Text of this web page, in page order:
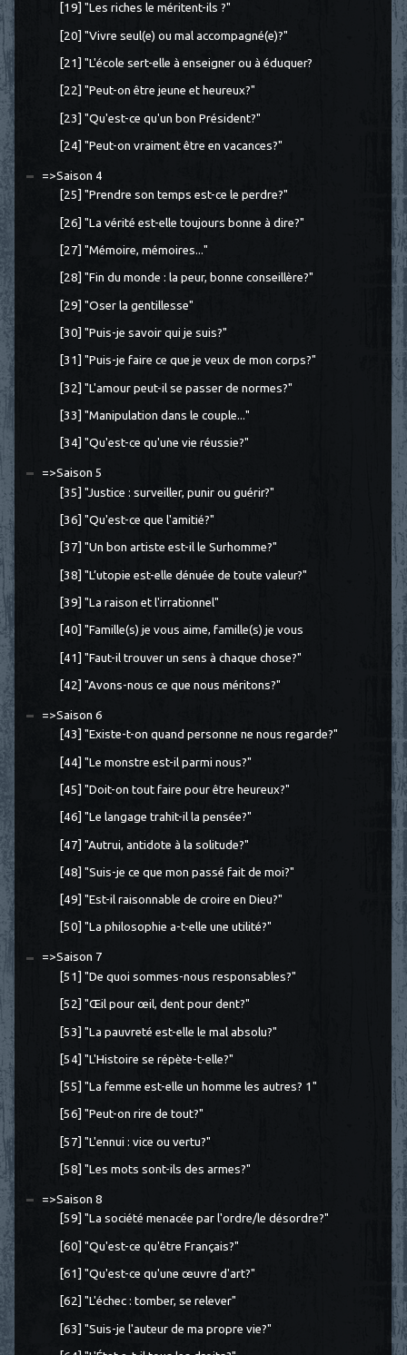
[19] "Les riches le méritent-ils ?"
[20] "Vivre seul(e) ou mal accompagné(e)?"
[21] "L'école sert-elle à enseigner ou à éduquer?
[22] "Peut-on être jeune et heureux?"
[23] "Qu'est-ce qu'un bon Président?"
[24] "Peut-on vraiment être en vacances?"
=>Saison 4
[25] "Prendre son temps est-ce le perdre?"
[26] "La vérité est-elle toujours bonne à dire?"
[27] "Mémoire, mémoires..."
[28] "Fin du monde : la peur, bonne conseillère?"
[29] "Oser la gentillesse"
[30] "Puis-je savoir qui je suis?"
[31] "Puis-je faire ce que je veux de mon corps?"
[32] "L'amour peut-il se passer de normes?"
[33] "Manipulation dans le couple..."
[34] "Qu'est-ce qu'une vie réussie?"
=>Saison 5
[35] "Justice : surveiller, punir ou guérir?"
[36] "Qu'est-ce que l'amitié?"
[37] "Un bon artiste est-il le Surhomme?"
[38] "L’utopie est-elle dénuée de toute valeur?"
[39] "La raison et l'irrationnel"
[40] "Famille(s) je vous aime, famille(s) je vous
[41] "Faut-il trouver un sens à chaque chose?"
[42] "Avons-nous ce que nous méritons?"
=>Saison 6
[43] "Existe-t-on quand personne ne nous regarde?"
[44] "Le monstre est-il parmi nous?"
[45] "Doit-on tout faire pour être heureux?"
[46] "Le langage trahit-il la pensée?"
[47] "Autrui, antidote à la solitude?"
[48] "Suis-je ce que mon passé fait de moi?"
[49] "Est-il raisonnable de croire en Dieu?"
[50] "La philosophie a-t-elle une utilité?"
=>Saison 7
[51] "De quoi sommes-nous responsables?"
[52] "Œil pour œil, dent pour dent?"
[53] "La pauvreté est-elle le mal absolu?"
[54] "L'Histoire se répète-t-elle?"
[55] "La femme est-elle un homme les autres? 1"
[56] "Peut-on rire de tout?"
[57] "L'ennui : vice ou vertu?"
[58] "Les mots sont-ils des armes?"
=>Saison 8
[59] "La société menacée par l'ordre/le désordre?"
[60] "Qu'est-ce qu'être Français?"
[61] "Qu'est-ce qu'une œuvre d'art?"
[62] "L'échec : tomber, se relever"
[63] "Suis-je l'auteur de ma propre vie?"